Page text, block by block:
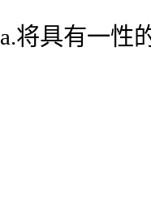
a.将具有一性